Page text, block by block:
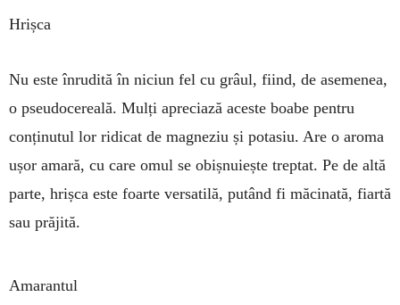
Hrișca
Nu este înrudită în niciun fel cu grâul, fiind, de asemenea,
o pseudocereală. Mulți apreciază aceste boabe pentru
conținutul lor ridicat de magneziu și potasiu. Are o aroma
ușor amară, cu care omul se obișnuiește treptat. Pe de altă
parte, hrișca este foarte versatilă, putând fi măcinată, fiartă
sau prăjită.
Amarantul